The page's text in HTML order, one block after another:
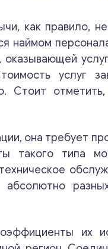
как правило,
наймом
услуг
Стоит
она требует
типа
их